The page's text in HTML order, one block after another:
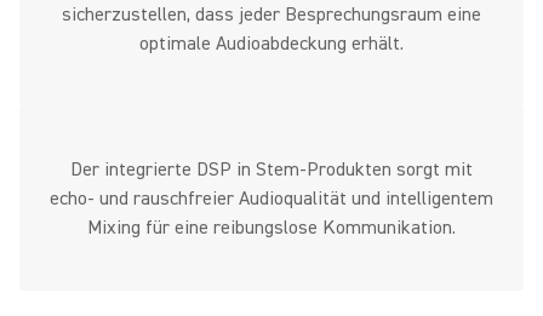
sicherzustellen, dass jeder Besprechungsraum eine
optimale Audioabdeckung erhält.
Der integrierte DSP in Stem-Produkten sorgt mit
echo- und rauschfreier Audioqualität und intelligentem
Mixing für eine reibungslose Kommunikation.